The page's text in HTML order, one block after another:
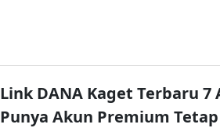
Link DANA Kaget Terbaru 7
Punya Akun Premium